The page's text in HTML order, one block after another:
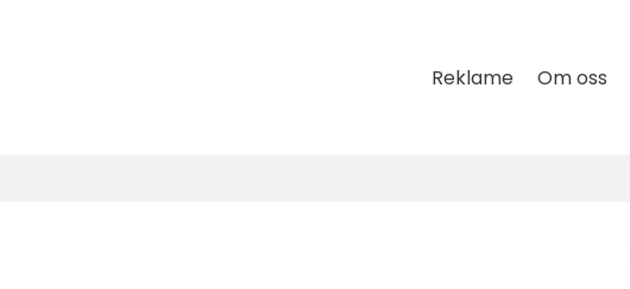
Reklame Om oss